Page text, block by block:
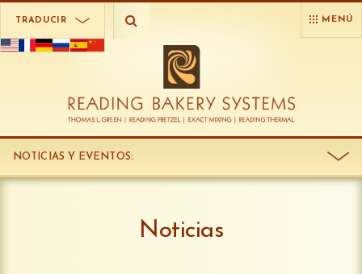
TRADUCIR MENÚ
NOTICIAS Y EVENTOS:
Noticias